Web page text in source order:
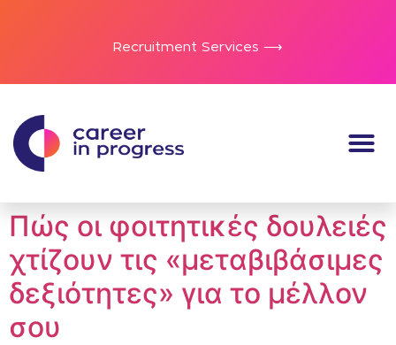
Recruitment Services ⟶
Πώς οι φοιτητικές δουλειές
χτίζουν τις «μεταβιβάσιμες
δεξιότητες» για το μέλλον
σου